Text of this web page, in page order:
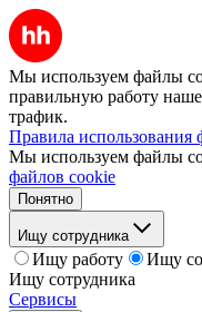
Мы используем файлы
правильную работу
трафик.
Правила использования
Мы используем файлы
файлов cookie
Понятно
Ищу сотрудника
Ищу работу
Ищу
Ищу сотрудника
Сервисы